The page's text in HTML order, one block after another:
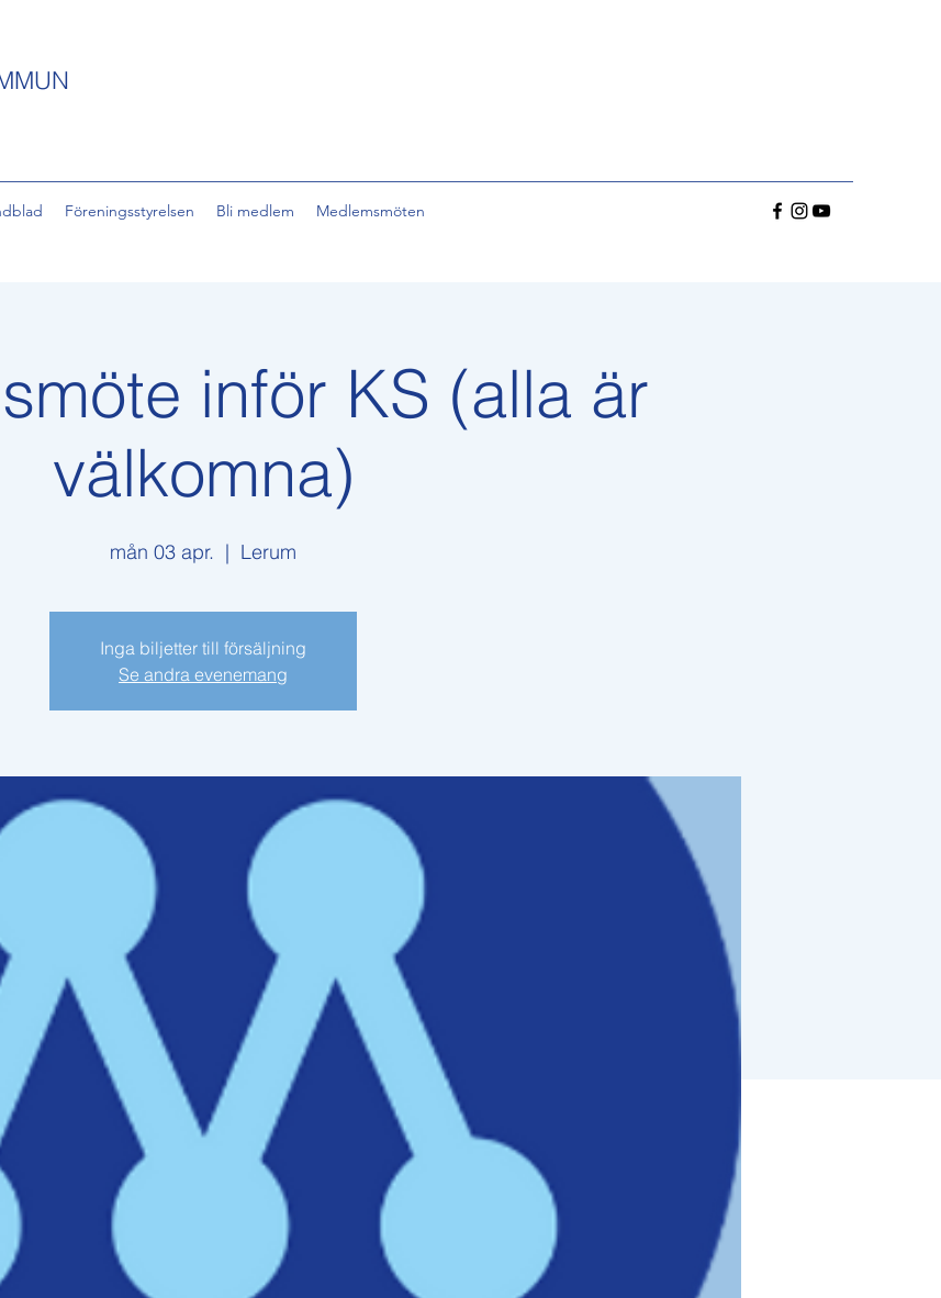
Föreningsstyrelsen Bli medlem Medlemsmöten
inför KS (alla är
välkomna)
mån 03 apr.
  |
Lerum
Inga biljetter till försäljning
Se andra evenemang